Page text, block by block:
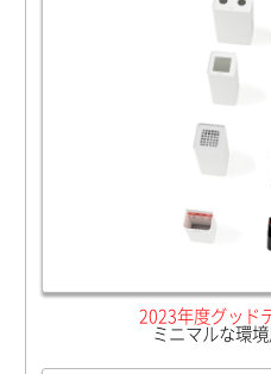
2023年度グッド
ミニマルな環